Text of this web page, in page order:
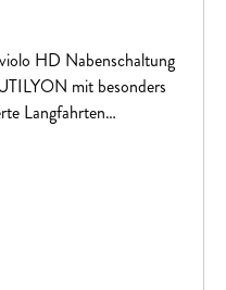
HD Nabenschaltung
mit besonders
Langfahrten
auf großer Tour.
beispielsweise.Front
ist jedoch